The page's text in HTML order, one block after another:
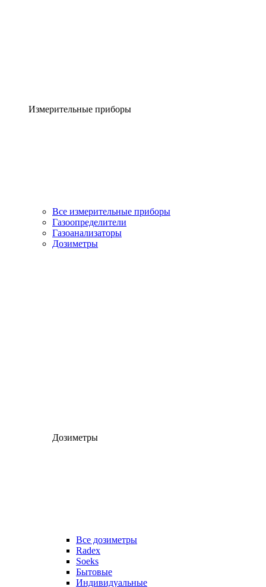
Измерительные приборы
Все измерительные приборы
Газоопределители
Газоанализаторы
Дозиметры
Дозиметры
Все дозиметры
Radex
Soeks
Бытовые
Индивидуальные